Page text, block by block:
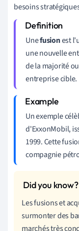
besoins
Unefusionest
une nouvelle
de la majorité
entreprise cible.
Un exemple
d'ExxonMobil,
1999. Cette
compagnie
Les fusions et
surmonter des
marchés très